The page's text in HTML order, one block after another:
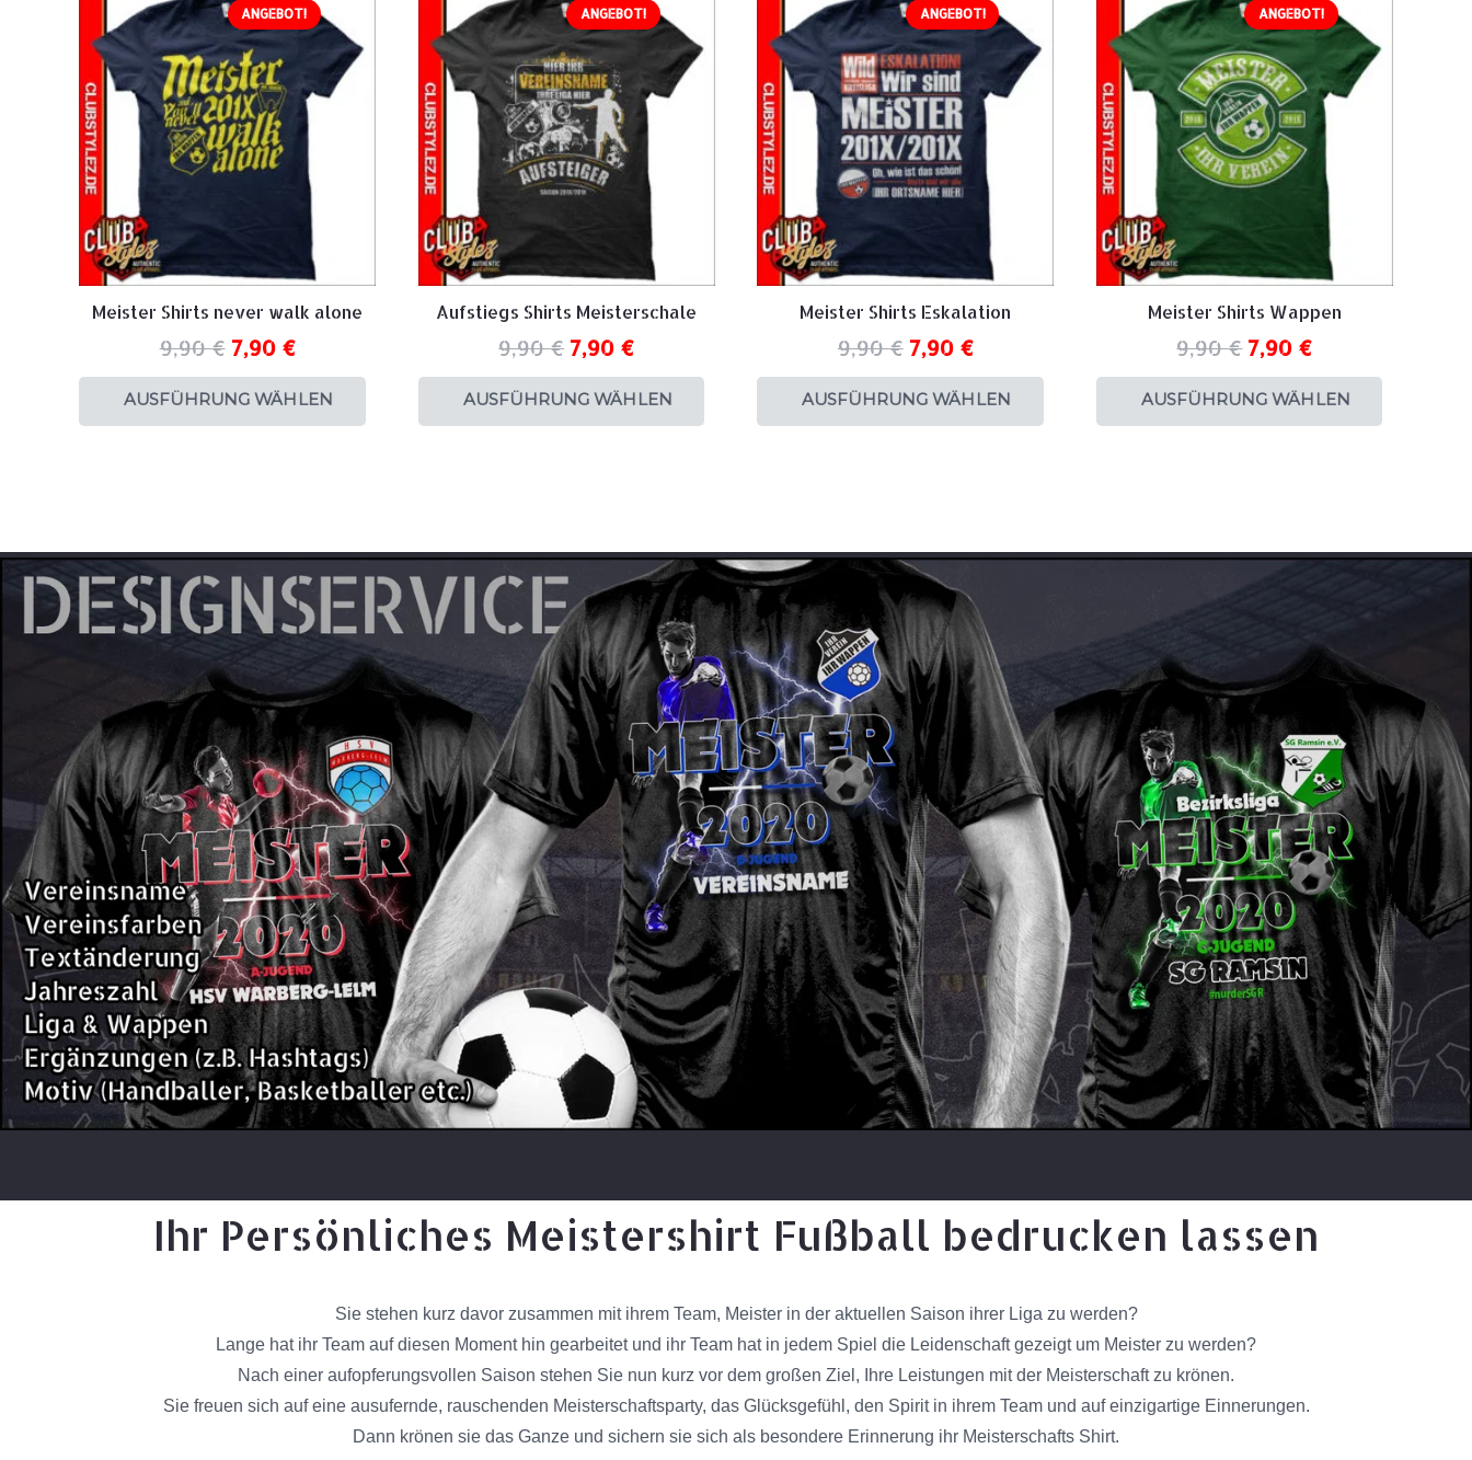
ANGEBOT!
Meister Shirts never walk alone
9,90€ 7,90 €
AUSFÜHRUNG WÄHLEN
ANGEBOT!
Aufstiegs Shirts Meisterschale
9,90€ 7,90 €
AUSFÜHRUNG WÄHLEN
ANGEBOT!
Meister Shirts Eskalation
9,90€ 7,90 €
AUSFÜHRUNG WÄHLEN
ANGEBOT!
Meister Shirts Wappen
9,90€ 7,90 €
AUSFÜHRUNG WÄHLEN
Ihr Persönliches Meistershirt Fußball bedrucken lassen
Sie stehen kurz davor zusammen mit ihrem Team, Meister in der aktuellen Saison ihrer Liga zu werden?
Lange hat ihr Team auf diesen Moment hin gearbeitet und ihr Team hat in jedem Spiel die Leidenschaft gezeigt um Meister zu werden?
Nach einer aufopferungsvollen Saison stehen Sie nun kurz vor dem großen Ziel, Ihre Leistungen mit der Meisterschaft zu krönen.
Sie freuen sich auf eine ausufernde, rauschenden Meisterschaftsparty, das Glücksgefühl, den Spirit in ihrem Team und auf einzigartige Einnerungen.
Dann krönen sie das Ganze und sichern sie sich als besondere Erinnerung ihr Meisterschafts Shirt.